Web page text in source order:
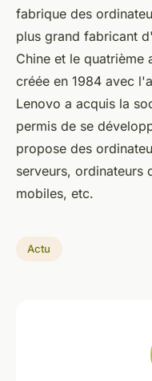
fabrique des
plus grand fabricant
Chine et le quatrième
créée en 1984 avec
Lenovo a acquis la
permis de se
propose des
serveurs, ordinateurs
mobiles, etc.
Actu